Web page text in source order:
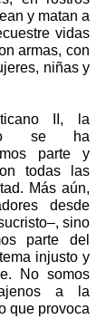
y matan a
vidas
armas, con
niñas y
II, la
se ha
parte y
todas las
Más aún,
desde
sino
parte del
injusto y
No somos
a la
que provoca